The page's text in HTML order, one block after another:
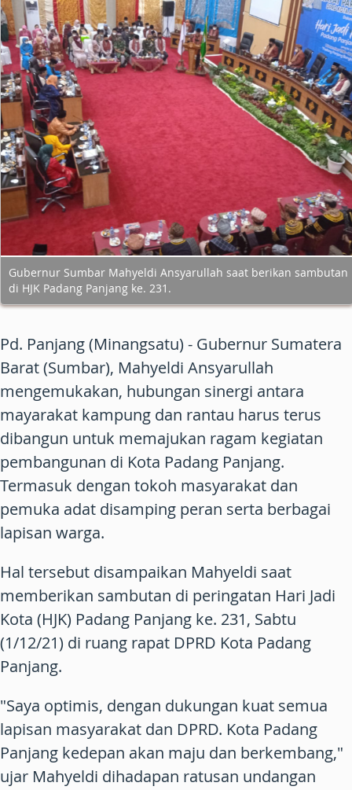
Gubernur Sumbar Mahyeldi Ansyarullah saat berikan sambutan
di HJK Padang Panjang ke. 231.
Pd. Panjang (Minangsatu) - Gubernur Sumatera
Barat (Sumbar), Mahyeldi Ansyarullah
mengemukakan, hubungan sinergi antara
mayarakat kampung dan rantau harus terus
dibangun untuk memajukan ragam kegiatan
pembangunan di Kota Padang Panjang.
Termasuk dengan tokoh masyarakat dan
pemuka adat disamping peran serta berbagai
lapisan warga.
Hal tersebut disampaikan Mahyeldi saat
memberikan sambutan di peringatan Hari Jadi
Kota (HJK) Padang Panjang ke. 231, Sabtu
(1/12/21) di ruang rapat DPRD Kota Padang
Panjang.
"Saya optimis, dengan dukungan kuat semua
lapisan masyarakat dan DPRD. Kota Padang
Panjang kedepan akan maju dan berkembang,"
ujar Mahyeldi dihadapan ratusan undangan